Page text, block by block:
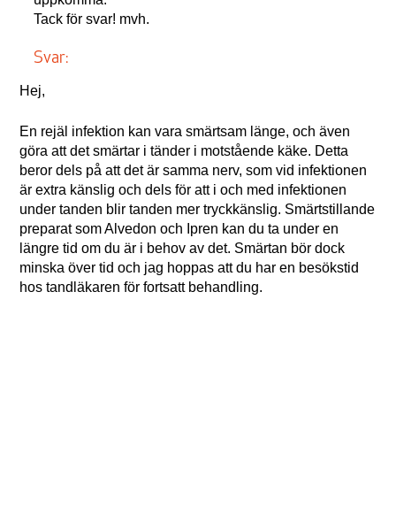
Tack för svar! mvh.
Svar:
Hej,
En rejäl infektion kan vara smärtsam länge, och även
göra att det smärtar i tänder i motstående käke. Detta
beror dels på att det är samma nerv, som vid infektionen
är extra känslig och dels för att i och med infektionen
under tanden blir tanden mer tryckkänslig. Smärtstillande
preparat som Alvedon och Ipren kan du ta under en
längre tid om du är i behov av det. Smärtan bör dock
minska över tid och jag hoppas att du har en besökstid
hos tandläkaren för fortsatt behandling.